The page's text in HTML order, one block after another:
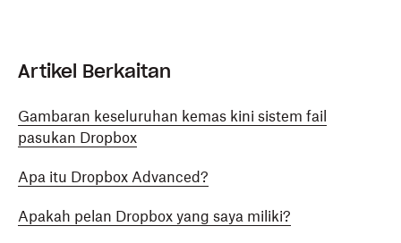
Artikel Berkaitan
Gambaran keseluruhan kemas kini sistem fail
pasukan Dropbox
Apa itu Dropbox Advanced?
Apakah pelan Dropbox yang saya miliki?